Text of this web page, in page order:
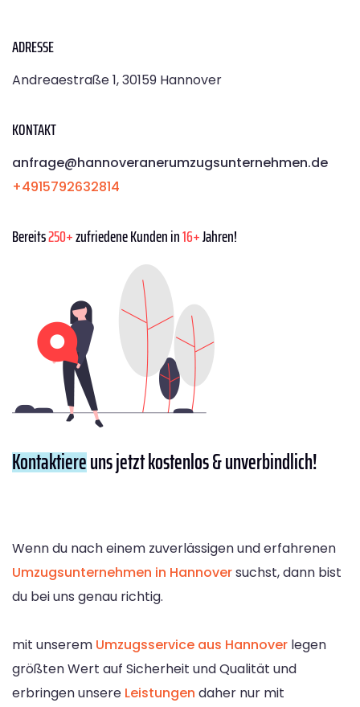
ADRESSE
Andreaestraße 1, 30159 Hannover
KONTAKT
anfrage@hannoveranerumzugsunternehmen.de
+4915792632814
Bereits250+zufriedene Kunden in16+Jahren!
Kontaktiereuns jetzt kostenlos & unverbindlich!
Wenn du nach einem zuverlässigen und erfahrenen
Umzugsunternehmen in Hannoversuchst, dann bist
du bei uns genau richtig.
mit unserem Umzugsservice aus Hannover legen
größten Wert auf Sicherheit und Qualität und
erbringen unsere Leistungen daher nur mit